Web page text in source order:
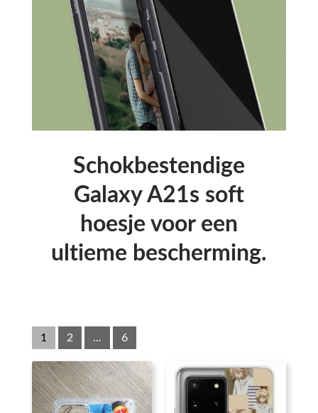
Schokbestendige
Galaxy A21s soft
hoesje voor een
ultieme bescherming.
1 2 ... 6